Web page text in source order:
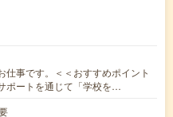
仕事です。＜＜おすすめポイント
ポートを通じて「学校を…